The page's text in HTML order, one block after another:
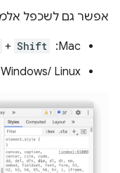
אפשר גם לשכפל
‫Mac: ‏ ‎
Shift
+
Windows/ Linux: ‏